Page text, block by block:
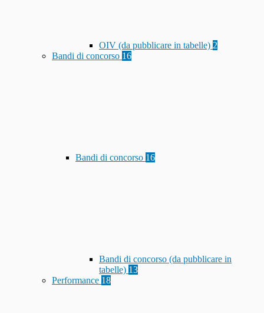
OIV (da pubblicare in tabelle) 2
Bandi di concorso 16
Bandi di concorso 16
Bandi di concorso (da pubblicare in
tabelle) 13
Performance 18